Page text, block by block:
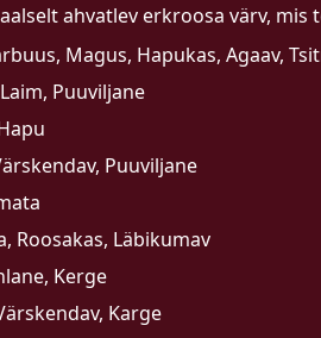
ahvatlev erkroosa värv,
Magus, Hapukas, Agaav,
Puuviljane
Puuviljane
Roosakas, Läbikumav
Kerge
Karge